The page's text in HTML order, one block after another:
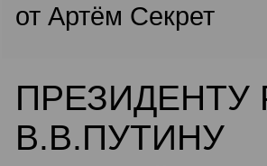
от Артём Секрет
ПРЕЗИДЕНТУ
В.В.ПУТИНУ